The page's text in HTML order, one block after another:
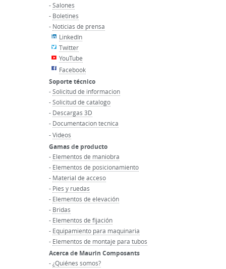
-Salones
- Boletines
- Noticias de prensa
LinkedIn
Twitter
YouTube
Facebook
Soporte técnico
-Solicitud de informacion
-Solicitud de catalogo
- Descargas 3D
- Documentacion tecnica
-Videos
Gamas de producto
- Elementos de maniobra
- Elementos de posicionamiento
- Material de acceso
- Pies y ruedas
- Elementos de elevación
- Bridas
- Elementos de fijación
- Equipamiento para maquinaria
- Elementos de montaje para tubos
Acerca de Maurin Composants
-¿Quiénes somos?